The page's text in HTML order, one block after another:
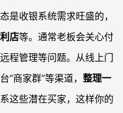
是收银系统需求旺盛的，
店等。通常老板会关心付
程管理等问题。从线上门
“商家群”等渠道， 整理一
这些潜在买家，这样你的